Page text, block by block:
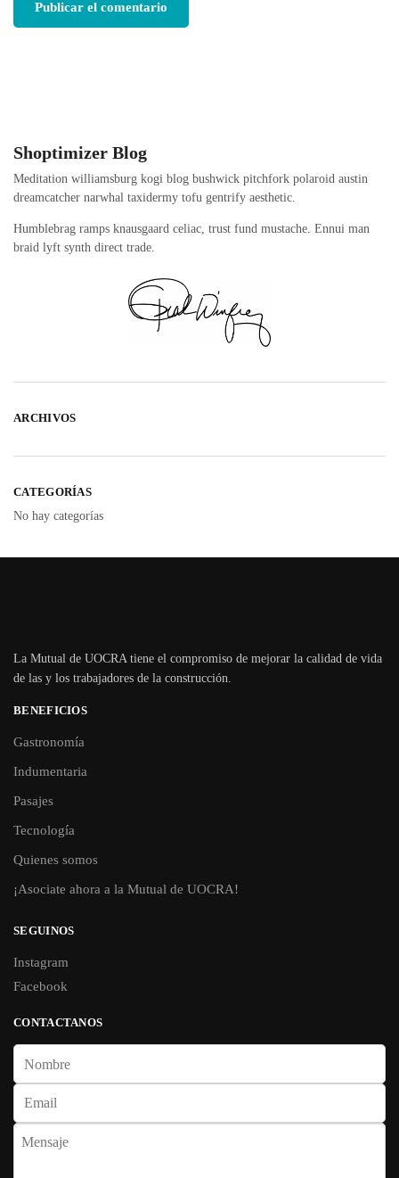
Shoptimizer Blog
Meditation williamsburg kogi blog bushwick pitchfork polaroid austin
dreamcatcher narwhal taxidermy tofu gentrify aesthetic.
Humblebrag ramps knausgaard celiac, trust fund mustache. Ennui man
braid lyft synth direct trade.
ARCHIVOS
CATEGORÍAS
No hay categorías
La Mutual de UOCRA tiene el compromiso de mejorar la calidad de vida
de las y los trabajadores de la construcción.
BENEFICIOS
Gastronomía
Indumentaria
Pasajes
Tecnología
Quienes somos
¡Asociate ahora a la Mutual de UOCRA!
SEGUINOS
Instagram
Facebook
CONTACTANOS